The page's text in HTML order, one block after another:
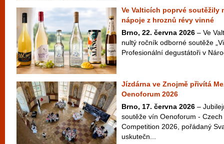
Ve Valticích poprvé soutěžily
nápoje z hroznů révy vinné
Brno, 22. června 2026 – Ve
nultý ročník odborné soutěže
Profesionální degustátoři v
Jízdárna ve Znojmě přivítá
Oenoforum 2026
Brno, 17. června 2026 –
soutěže vín Oenoforum -
Competition 2026, pořádaný
uskutečn...